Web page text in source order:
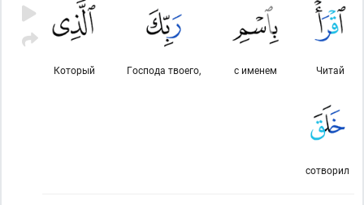
Читай
с именем
Господа твоего,
Который
сотворил